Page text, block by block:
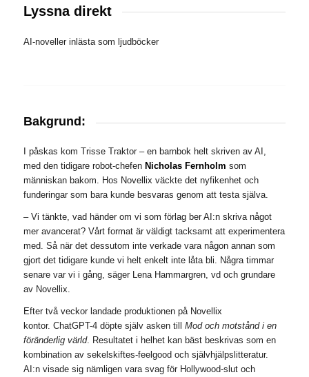
Lyssna direkt
AI-noveller inlästa som ljudböcker
Bakgrund:
I påskas kom Trisse Traktor– en barnbok helt skriven av AI,
med den tidigare robot-chefen Nicholas Fernholm som
människan bakom. Hos Novellix väckte det nyfikenhet och
funderingar som bara kunde besvaras genom att testa själva.
– Vi tänkte, vad händer om vi som förlag ber AI:n skriva något
mer avancerat? Vårt format är väldigt tacksamt att experimentera
med. Så när det dessutom inte verkade vara någon annan som
gjort det tidigare kunde vi helt enkelt inte låta bli. Några timmar
senare var vi i gång, säger Lena Hammargren, vd och grundare
av Novellix.
Efter två veckor landade produktionen på Novellix
kontor. ChatGPT-4döpte själv asken till Mod och motstånd i en
föränderlig värld. Resultatet i helhet kan bäst beskrivas som en
kombination av sekelskiftes-feelgood och självhjälpslitteratur.
AI:n visade sig nämligen vara svag för Hollywood-slut och